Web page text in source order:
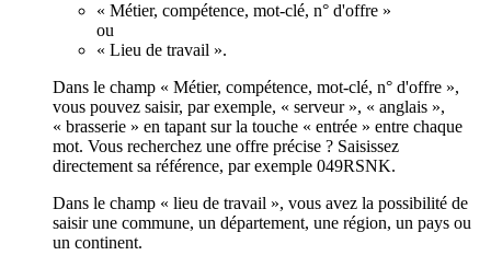
« Métier, compétence, mot-clé, n° d'offre »
ou
« Lieu de travail ».
Dans le champ « Métier, compétence, mot-clé, n° d'offre »,
vous pouvez saisir, par exemple, « serveur », « anglais »,
« brasserie » en tapant sur la touche « entrée » entre chaque
mot. Vous recherchez une offre précise ? Saisissez
directement sa référence, par exemple 049RSNK.
Dans le champ « lieu de travail », vous avez la possibilité de
saisir une commune, un département, une région, un pays ou
un continent.